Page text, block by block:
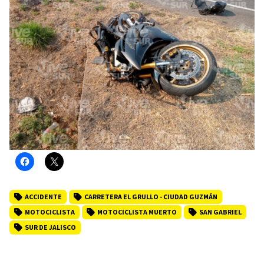
ACCIDENTE
CARRETERA EL GRULLO - CIUDAD GUZMÁN
MOTOCICLISTA
MOTOCICLISTA MUERTO
SAN GABRIEL
SUR DE JALISCO